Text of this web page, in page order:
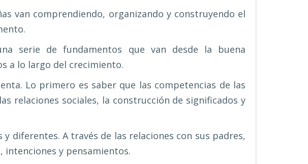
van comprendiendo, organizando y construyendo el
serie de fundamentos que van desde la buena
a lo largo del crecimiento.
Lo primero es saber que las competencias de las
relaciones sociales, la construcción de significados y
diferentes. A través de las relaciones con sus padres,
intenciones y pensamientos.